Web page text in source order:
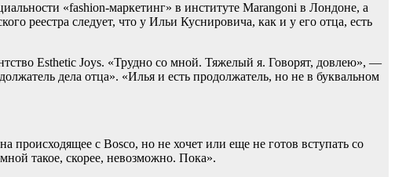
«fashion-маркетинг» в институте Marangoni в Лондоне, а
реестра следует, что у Ильи Куснировича, как и у его отца, есть
Esthetic Joys. «Трудно со мной. Тяжелый я. Говорят, довлею», —
дела отца». «Илья и есть продолжатель, но не в буквальном
происходящее с Bosco, но не хочет или еще не готов вступать со
такое, скорее, невозможно. Пока».